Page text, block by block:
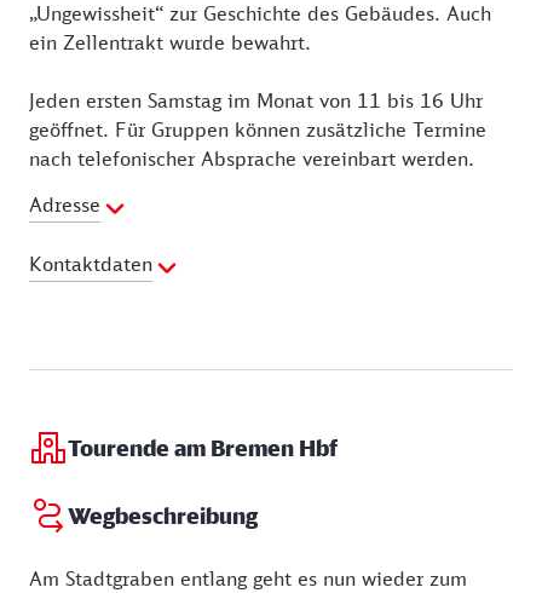
„Ungewissheit“ zur Geschichte des Gebäudes. Auch
ein Zellentrakt wurde bewahrt.
Jeden ersten Samstag im Monat von 11 bis 16 Uhr
geöffnet. Für Gruppen können zusätzliche Termine
nach telefonischer Absprache vereinbart werden.
Adresse
Kontaktdaten
Tourende am Bremen Hbf
Wegbeschreibung
Am Stadtgraben entlang geht es nun wieder zum